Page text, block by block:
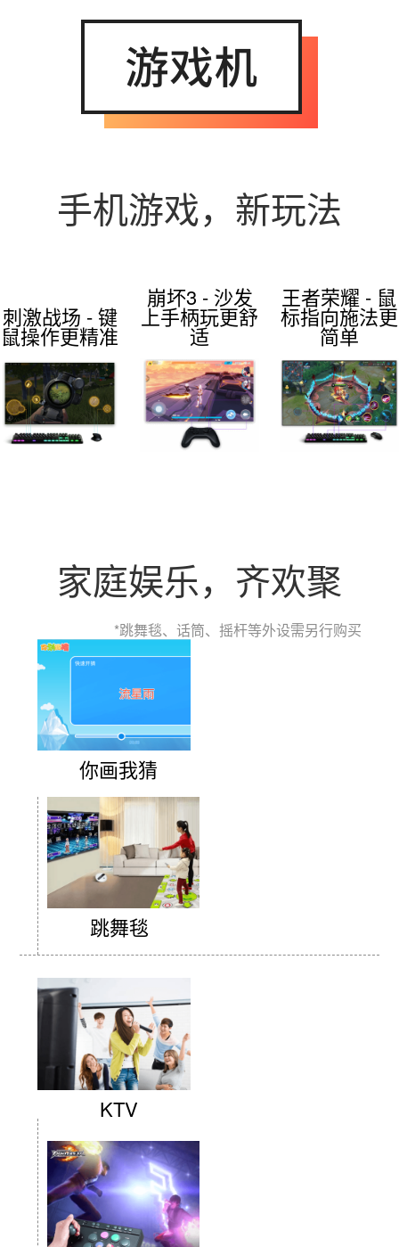
手机游戏，新玩法
刺激战场 - 键
鼠操作更精准
崩坏3 - 沙发
上手柄玩更舒
适
王者荣耀 - 鼠
标指向施法更
简单
家庭娱乐，齐欢聚
*跳舞毯、话筒、摇杆等外设需另行购买
你画我猜
跳舞毯
KTV